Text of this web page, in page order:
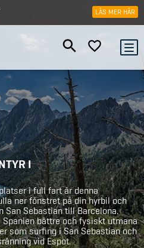
LÄS MER HÄR
I
i full fart är denna
ner fönstret på din hyrbil och
San Sebastian till Barcelona.
bättre och fysiskt utmana
som surfing i San Sebastian och
vid Espot.